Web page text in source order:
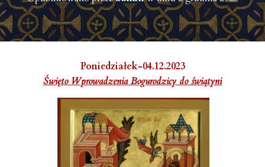
Poniedziałek-04.12.2023
Święto Wprowadzenia Bogurodzicy do świątyni